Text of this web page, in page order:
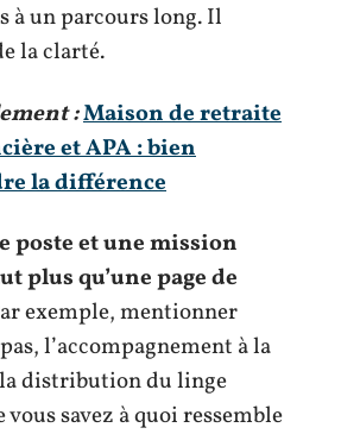
à un parcours long. Il
la clarté.
:Maison de retraite
et APA : bien
la différence
poste et une mission
plus qu’une page de
exemple, mentionner
l’accompagnement à la
distribution du linge
savez à quoi ressemble